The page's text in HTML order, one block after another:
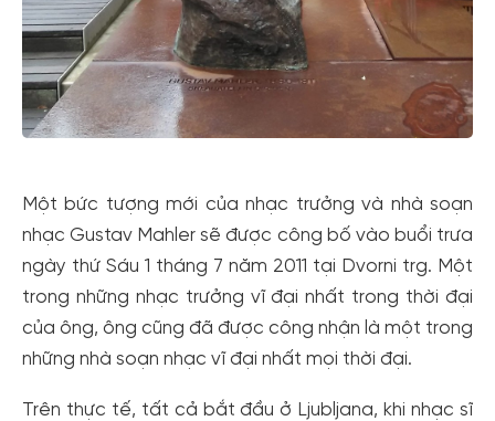
Một bức tượng mới của nhạc trưởng và nhà soạn
nhạc Gustav Mahler sẽ được công bố vào buổi trưa
ngày thứ Sáu 1 tháng 7 năm 2011 tại Dvorni trg. Một
trong những nhạc trưởng vĩ đại nhất trong thời đại
của ông, ông cũng đã được công nhận là một trong
những nhà soạn nhạc vĩ đại nhất mọi thời đại.
Trên thực tế, tất cả bắt đầu ở Ljubljana, khi nhạc sĩ